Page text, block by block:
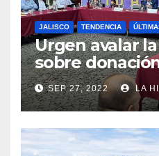
JALISCO TENDENCIA
Urgen avalar
sobre
en Jalisco.
SEP 27, 2022 LA